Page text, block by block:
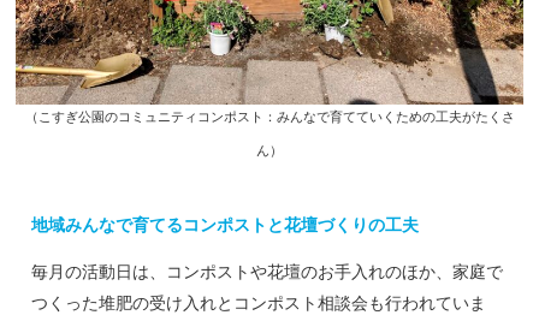
（こすぎ公園のコミュニティコンポスト：みんなで育てていくための工夫がたくさ
ん）
地域みんなで育てるコンポストと花壇づくりの工夫
毎月の活動日は、コンポストや花壇のお手入れのほか、家庭で
つくった堆肥の受け入れとコンポスト相談会も行われていま